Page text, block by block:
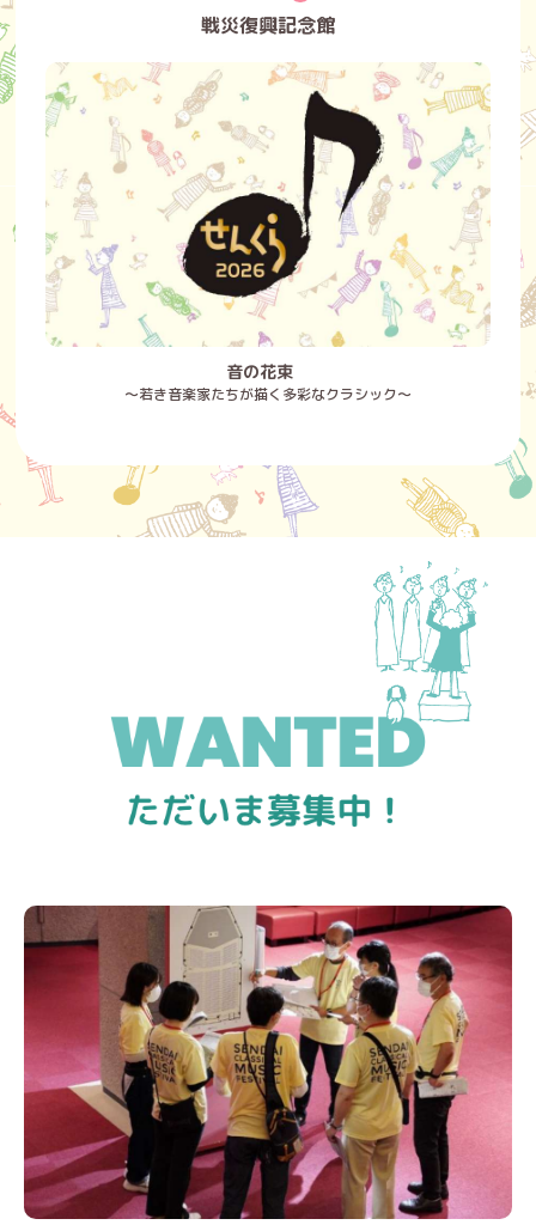
戦災復興記念館
音の花束
～若き音楽家たちが描く多彩なクラシック～